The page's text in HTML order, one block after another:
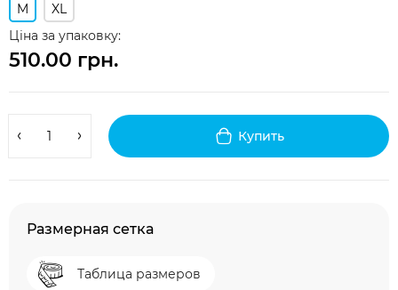
M
XL
Ціна за упаковку:
510.00 грн.
Купить
Размерная сетка
Таблица размеров